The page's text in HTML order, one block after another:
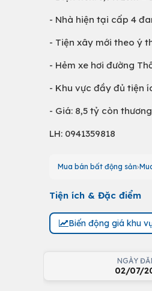
- Nhà hiện tại cấp 4
- Tiện xây mới theo ý
- Hẻm xe hơi đường
- Khu vực đầy đủ tiện
- Giá: 8,5 tỷ còn
LH: 0941359818
Mua bán bất động sản
Tiện ích & Đặc điểm
Biến động giá khu
NGÀY
02/07/